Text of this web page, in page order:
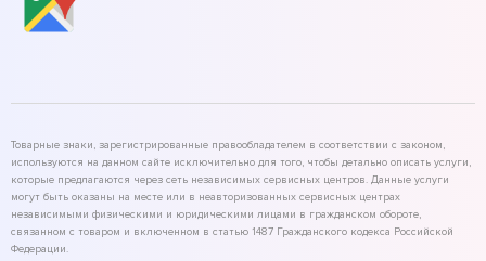
Товарные знаки, зарегистрированные правообладателем в соответствии с законом,
используются на данном сайте исключительно для того, чтобы детально описать услуги,
которые предлагаются через сеть независимых сервисных центров. Данные услуги
могут быть оказаны на месте или в неавторизованных сервисных центрах
независимыми физическими и юридическими лицами в гражданском обороте,
связанном с товаром и включенном в статью 1487 Гражданского кодекса Российской
Федерации.